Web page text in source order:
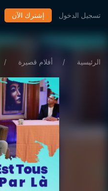
إشترك الآن تسجيل الدخول
الرئيسية أفلام قصيرة